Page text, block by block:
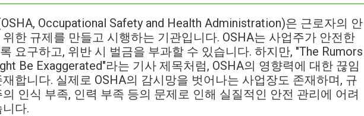
Occupational Safety and Health Administration)은 근로자의 안
한 규제를 만들고 시행하는 기관입니다. OSHA는 사업주가 안전한
요구하고, 위반 시 벌금을 부과할 수 있습니다. 하지만, "The Rumors
Be Exaggerated"라는 기사 제목처럼, OSHA의 영향력에 대한 끊임
합니다. 실제로 OSHA의 감시망을 벗어나는 사업장도 존재하며, 규
인식 부족, 인력 부족 등의 문제로 인해 실질적인 안전 관리에 어려
다.